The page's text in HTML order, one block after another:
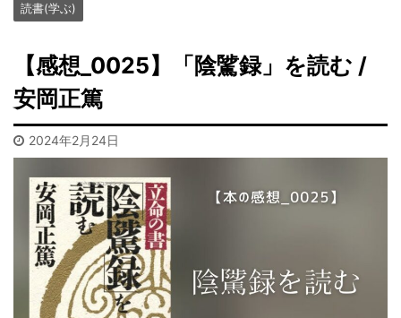
読書(学ぶ)
【感想_0025】「陰騭録」を読む /
安岡正篤
2024年2月24日